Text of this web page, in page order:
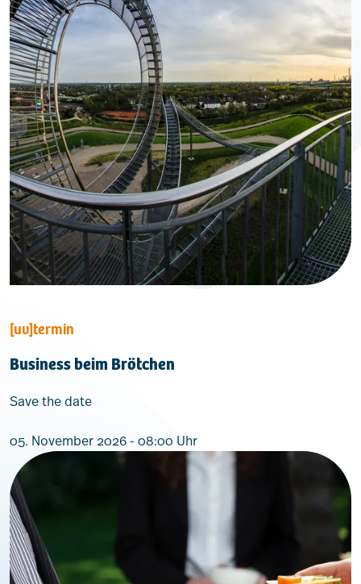
[uv]termin
Business beim Brötchen
Save the date
05. November 2026 - 08:00 Uhr